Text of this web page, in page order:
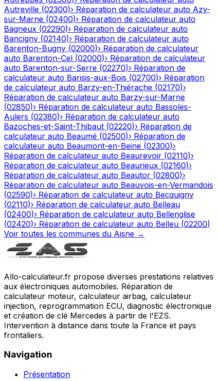
Autreville (02300)› Réparation de calculateur auto Azy-
sur-Marne (02400)› Réparation de calculateur auto
Bagneux (02290)› Réparation de calculateur auto
Bancigny (02140)› Réparation de calculateur auto
Barenton-Bugny (02000)› Réparation de calculateur
auto Barenton-Cel (02000)› Réparation de calculateur
auto Barenton-sur-Serre (02270)› Réparation de
calculateur auto Barisis-aux-Bois (02700)› Réparation
de calculateur auto Barzy-en-Thiérache (02170)›
Réparation de calculateur auto Barzy-sur-Marne
(02850)› Réparation de calculateur auto Bassoles-
Aulers (02380)› Réparation de calculateur auto
Bazoches-et-Saint-Thibaut (02220)› Réparation de
calculateur auto Beaumé (02500)› Réparation de
calculateur auto Beaumont-en-Beine (02300)›
Réparation de calculateur auto Beaurevoir (02110)›
Réparation de calculateur auto Beaurieux (02160)›
Réparation de calculateur auto Beautor (02800)›
Réparation de calculateur auto Beauvois-en-Vermandois
(02590)› Réparation de calculateur auto Becquigny
(02110)› Réparation de calculateur auto Belleau
(02400)› Réparation de calculateur auto Bellenglise
(02420)› Réparation de calculateur auto Belleu (02200)
Voir toutes les communes du Aisne →
Allo-calculateur.fr propose diverses prestations relatives
aux électroniques automobiles. Réparation de
calculateur moteur, calculateur airbag, calculateur
injection, reprogrammation ECU, diagnostic électronique
et création de clé Mercedes à partir de l'EZS.
Intervention à distance dans toute la France et pays
frontaliers.
Navigation
Présentation